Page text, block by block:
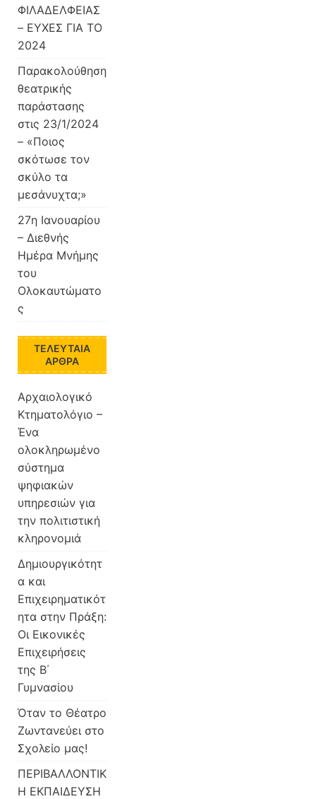
ΦΙΛΑΔΕΛΦΕΙΑΣ
– ΕΥΧΕΣ ΓΙΑ ΤΟ
2024
Παρακολούθηση
θεατρικής
παράστασης
στις 23/1/2024
– «Ποιος
σκότωσε τον
σκύλο τα
μεσάνυχτα;»
27η Ιανουαρίου
– Διεθνής
Ημέρα Μνήμης
του
Ολοκαυτώματο
ς
ΤΕΛΕΥΤΑΊΑ
ΆΡΘΡΑ
Aρχαιολογικό
Κτηματολόγιο –
Ένα
ολοκληρωμένο
σύστημα
ψηφιακών
υπηρεσιών για
την πολιτιστική
κληρονομιά
Δημιουργικότητ
α και
Επιχειρηματικότ
ητα στην Πράξη:
Οι Εικονικές
Επιχειρήσεις
της Β΄
Γυμνασίου
Όταν το Θέατρο
Ζωντανεύει στο
Σχολείο μας!
ΠΕΡΙΒΑΛΛΟΝΤΙΚ
Η ΕΚΠΑΙΔΕΥΣΗ